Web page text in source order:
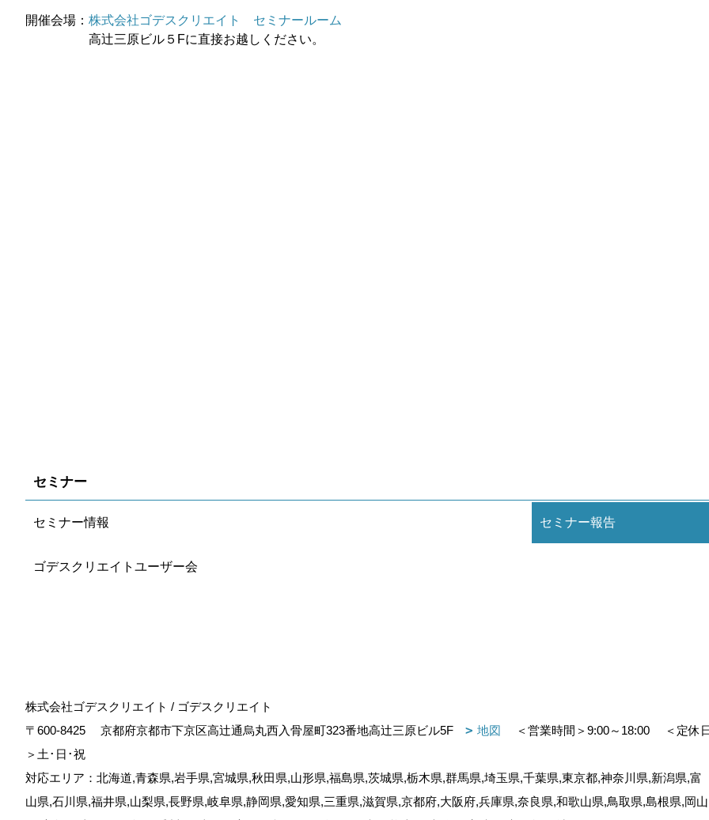
開催会場： 株式会社ゴデスクリエイト セミナールーム
高辻三原ビル５Fに直接お越しください。
セミナー
セミナー情報 セミナー報告
ゴデスクリエイトユーザー会
株式会社ゴデスクリエイト / ゴデスクリエイト
〒600-8425
京都府京都市下京区高辻通烏丸西入骨屋町323番地高辻三原ビル5F 地図 ＜営業時間＞9:00～18:00
＜定休
＞土･日･祝
対応エリア：北海道,青森県,岩手県,宮城県,秋田県,山形県,福島県,茨城県,栃木県,群馬県,埼玉県,千葉県,東京都,神奈川県,新潟県,富
山県,石川県,福井県,山梨県,長野県,岐阜県,静岡県,愛知県,三重県,滋賀県,京都府,大阪府,兵庫県,奈良県,和歌山県,鳥取県,島根県,岡山